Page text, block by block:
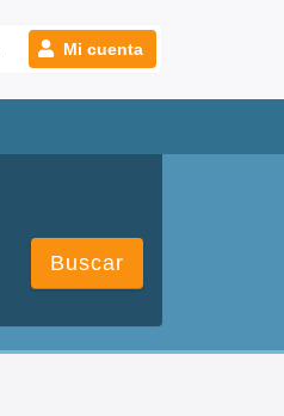
Mi cuenta
Buscar